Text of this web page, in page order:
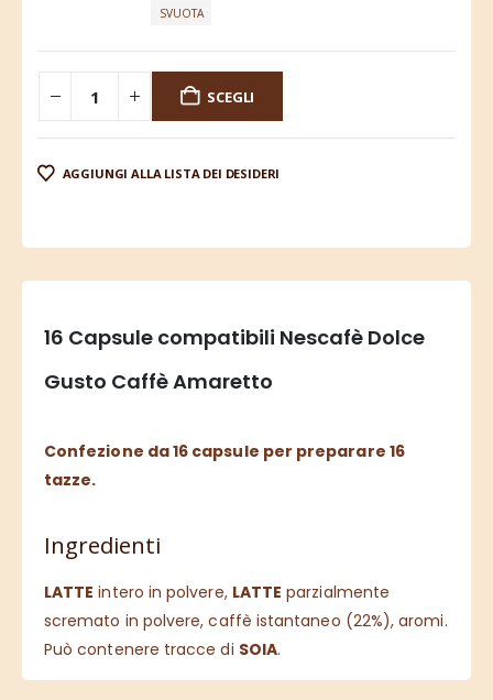
SVUOTA
SCEGLI
AGGIUNGI ALLA LISTA DEI DESIDERI
16 Capsule compatibili Nescafè Dolce
Gusto Caffè Amaretto
Confezione da 16 capsule per preparare 16
tazze.
Ingredienti
LATTE intero in polvere, LATTE parzialmente
scremato in polvere, caffè istantaneo (22%), aromi.
Può contenere tracce di SOIA.